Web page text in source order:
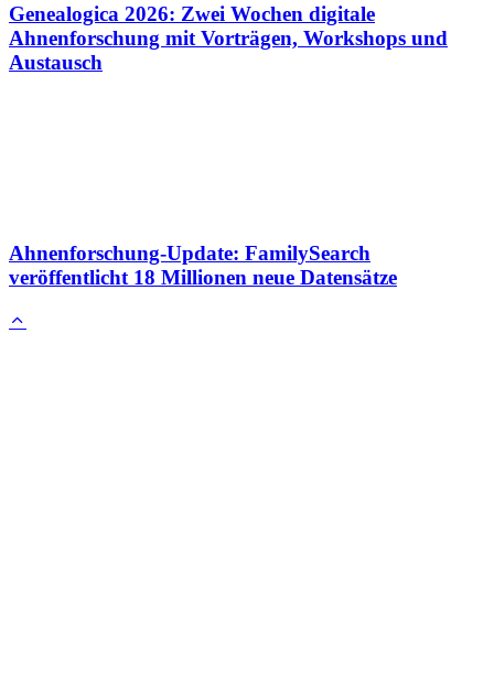
Genealogica 2026: Zwei Wochen digitale
Ahnenforschung mit Vorträgen, Workshops und
Austausch
Ahnenforschung-Update: FamilySearch
veröffentlicht 18 Millionen neue Datensätze